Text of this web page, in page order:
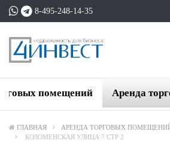
8-495-248-14-35
помещений Аренда
ГЛАВНАЯ
АРЕНДА ТОРГОВЫХ
КОЛОМЕНСКАЯ УЛИЦА 7 СТР 2